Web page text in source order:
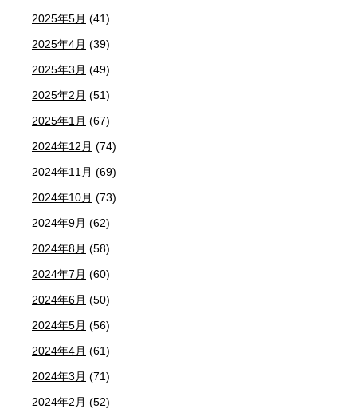
2025年5月 (41)
2025年4月 (39)
2025年3月 (49)
2025年2月 (51)
2025年1月 (67)
2024年12月 (74)
2024年11月 (69)
2024年10月 (73)
2024年9月 (62)
2024年8月 (58)
2024年7月 (60)
2024年6月 (50)
2024年5月 (56)
2024年4月 (61)
2024年3月 (71)
2024年2月 (52)